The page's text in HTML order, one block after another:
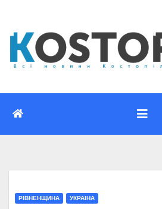
вмісту
РІВНЕНЩИНА УКРАЇНА